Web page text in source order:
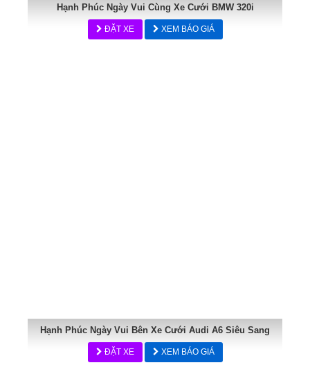
Hạnh Phúc Ngày Vui Cùng Xe Cưới BMW 320i
ĐẶT XE XEM BÁO GIÁ
Hạnh Phúc Ngày Vui Bên Xe Cưới Audi A6 Siêu Sang
ĐẶT XE XEM BÁO GIÁ